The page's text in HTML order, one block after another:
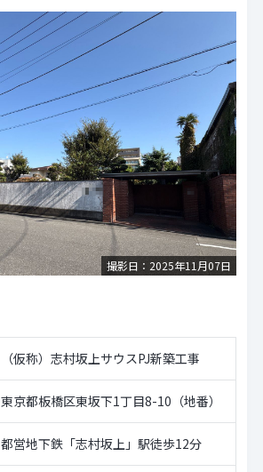
撮影日：2025年11月07日
（仮称）志村坂上サウスPJ新築工事
東京都板橋区東坂下1丁目8-10（地番）
都営地下鉄「志村坂上」駅徒歩12分